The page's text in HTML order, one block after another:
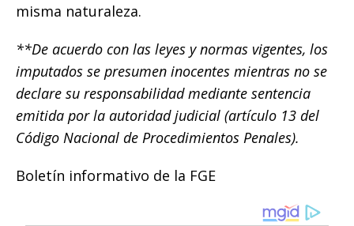
misma naturaleza.
**De acuerdo con las leyes y normas vigentes, los
imputados se presumen inocentes mientras no se
declare su responsabilidad mediante sentencia
emitida por la autoridad judicial (artículo 13 del
Código Nacional de Procedimientos Penales).
Boletín informativo de la FGE